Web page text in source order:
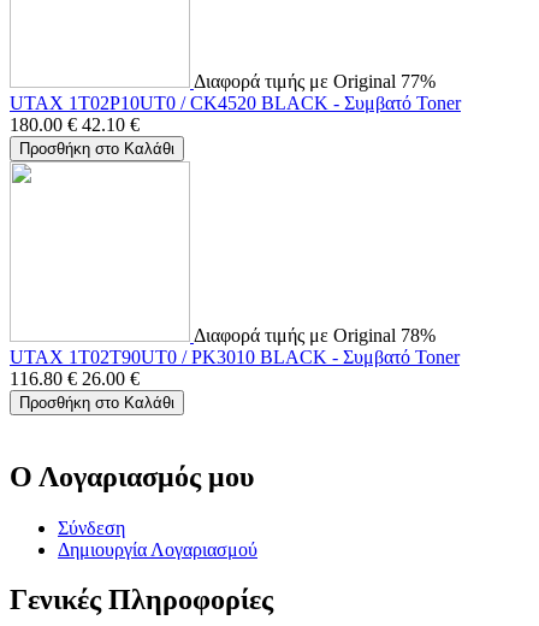
Διαφορά τιμής με Original 77%
UTAX 1T02P10UT0 / CK4520 BLACK - Συμβατό Toner
180.00 € 42.10 €
Προσθήκη στο Καλάθι
Διαφορά τιμής με Original 78%
UTAX 1T02T90UT0 / PK3010 BLACK - Συμβατό Toner
116.80 € 26.00 €
Προσθήκη στο Καλάθι
Ο Λογαριασμός μου
Σύνδεση
Δημιουργία Λογαριασμού
Γενικές Πληροφορίες